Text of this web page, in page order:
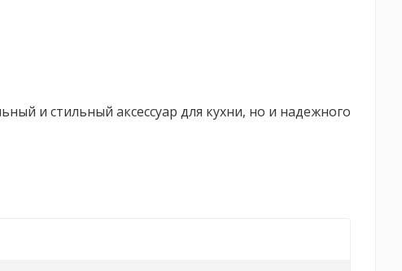
и стильный аксессуар для кухни, но и надежного